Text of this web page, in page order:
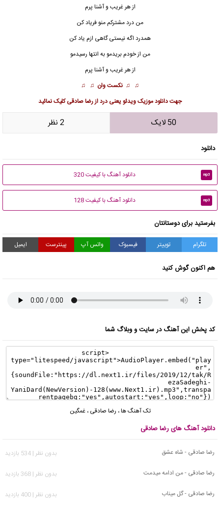
از هر غریب و آشنا پرم
من درد مشترکم منو فریاد کن
همدرد اگه نیستی گاهی ازم یاد کن
من از خودم بریدمو به انتها رسیدمو
از هر غریب و آشنا پرم
♫ ♫ نکست وان ♫ ♫
جهتدانلود موزیکویدئو یعنی درد از رضا صادقیکلیک نمائید
50 لایک 2 نظر
دانلود
mp3 دانلود آهنگ با کیفیت 320
mp3 دانلود آهنگ با کیفیت 128
بفرستید برای دوستانتان
تلگرام توییتر فیسبوک واتس آپ پینترست ایمیل
هم اکنون گوش کنید
کد پخش این آهنگ در سایت و وبلاگ شما
تک آهنگ ها، رضا صادقی ،غمگین
دانلود آهنگ های رضا صادقی
رضا صادقی - شاه عشق
بدون نظر | 534 بازدید
رضا صادقی - من ادامه میدمت
بدون نظر | 368 بازدید
رضا صادقی - گل میناب
بدون نظر | 400 بازدید